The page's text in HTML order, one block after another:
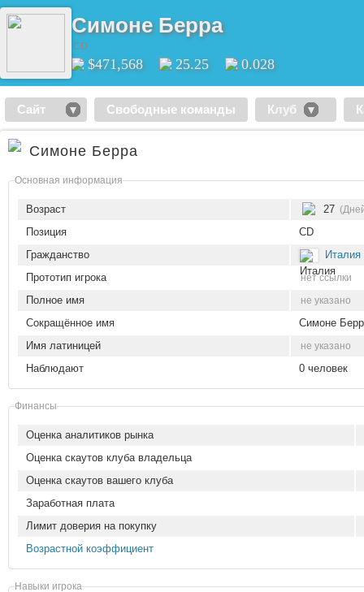
Симоне Берра
CD
$471,568 25.25 0.028
Сайт Свободные команды Клуб
Симоне Берра
Основная информация
Возраст 27
Позиция
CD
Гражданство
Италия
Прототип игрока
нет ссылки
Полное имя не указано
Сокращённое имя
Симоне
Имя латиницей
не указано
Наблюдают 0 человек
Финансы
Оценка аналитиков рынка
Оценка скаутов клуба владельца
Оценка скаутов вашего клуба
Заработная плата
Лимит доверия на покупку
Возрастной коэффициент
Навыки игрока